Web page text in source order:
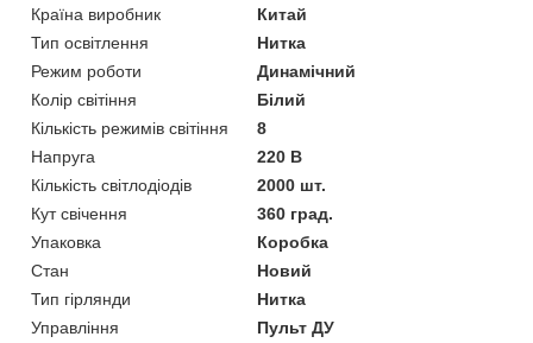
Країна виробник
Китай
Тип освітлення
Нитка
Режим роботи
Динамічний
Колір світіння
Білий
Кількість режимів світіння
8
Напруга
220 В
Кількість світлодіодів
2000 шт.
Кут свічення
360 град.
Упаковка
Коробка
Стан
Новий
Тип гірлянди
Нитка
Управління
Пульт ДУ